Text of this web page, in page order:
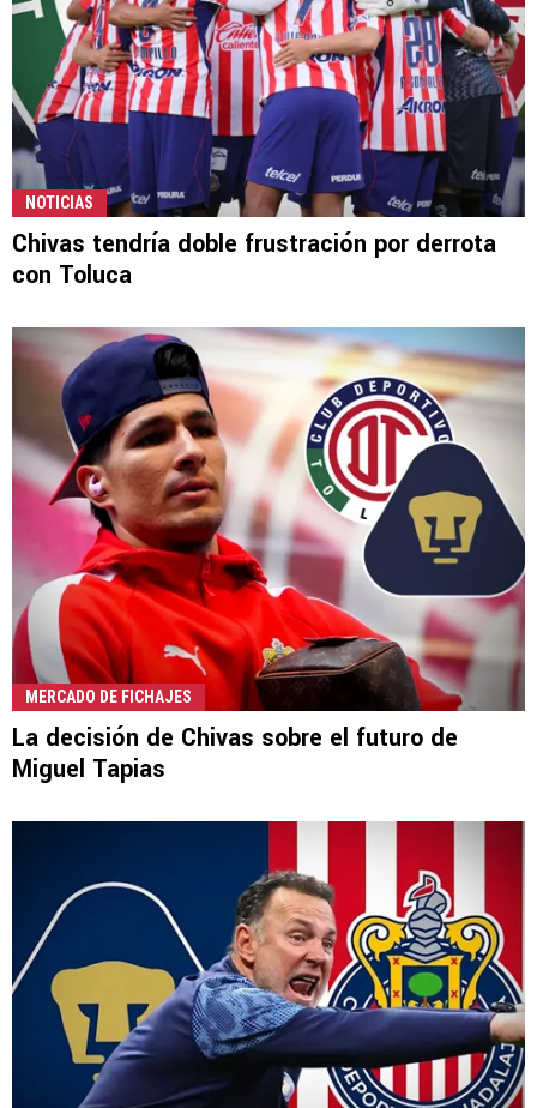
NOTICIAS
Chivas tendría doble frustración por derrota
con Toluca
MERCADO DE FICHAJES
La decisión de Chivas sobre el futuro de
Miguel Tapias